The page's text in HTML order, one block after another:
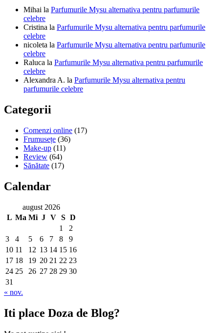
Mihai la Parfumurile Mysu alternativa pentru parfumurile
celebre
Cristina la Parfumurile Mysu alternativa pentru parfumurile
celebre
nicoleta la Parfumurile Mysu alternativa pentru parfumurile
celebre
Raluca la Parfumurile Mysu alternativa pentru parfumurile
celebre
Alexandra A. la Parfumurile Mysu alternativa pentru
parfumurile celebre
Categorii
Comenzi online (17)
Frumusețe (36)
Make-up (11)
Review (64)
Sănătate (17)
Calendar
august 2026
L Ma Mi J V S D
1
2
3
4 5 6 7 8
9
10 11 12 13 14 15 16
17 18 19 20 21 22 23
24 25 26 27 28 29 30
31
« nov.
Iti place Doza de Blog?